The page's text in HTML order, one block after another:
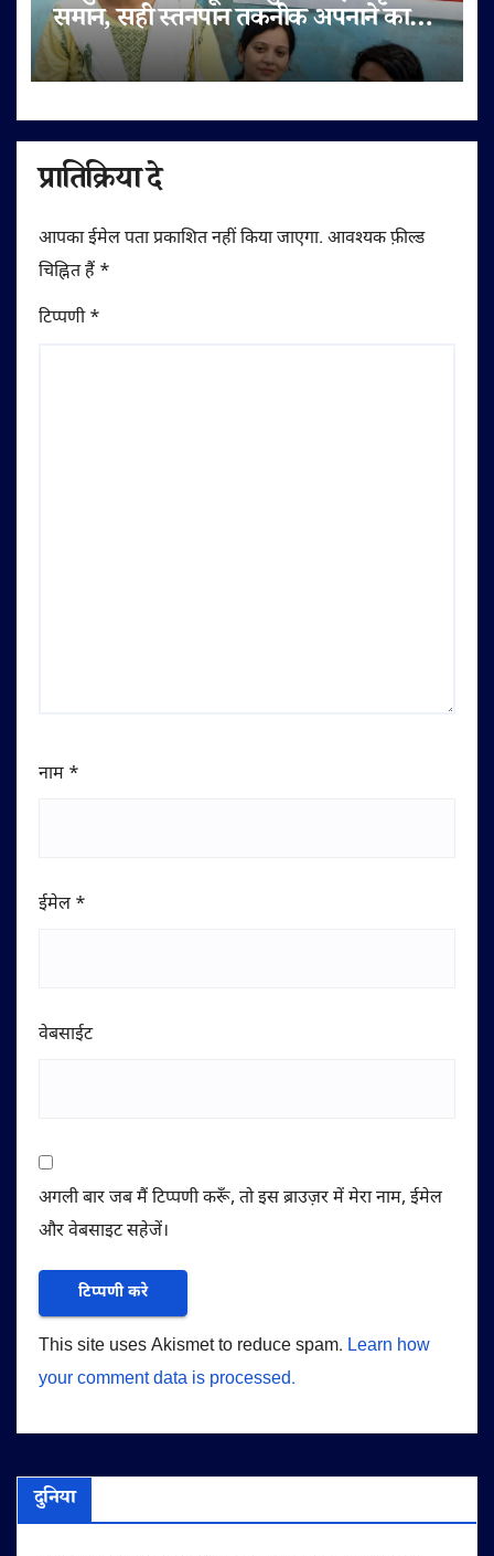
समान, सही स्तनपान तकनीक अपनाने का
आह्वान
प्रातिक्रिया दे
आपका ईमेल पता प्रकाशित नहीं किया जाएगा. आवश्यक फ़ील्ड
चिह्नित हैं *
टिप्पणी*
नाम *
ईमेल *
वेबसाईट
अगली बार जब मैं टिप्पणी करूँ, तो इस ब्राउज़र में मेरा नाम, ईमेल
और वेबसाइट सहेजें।
This site uses Akismet to reduce spam. Learn how
your comment data is processed.
दुनिया